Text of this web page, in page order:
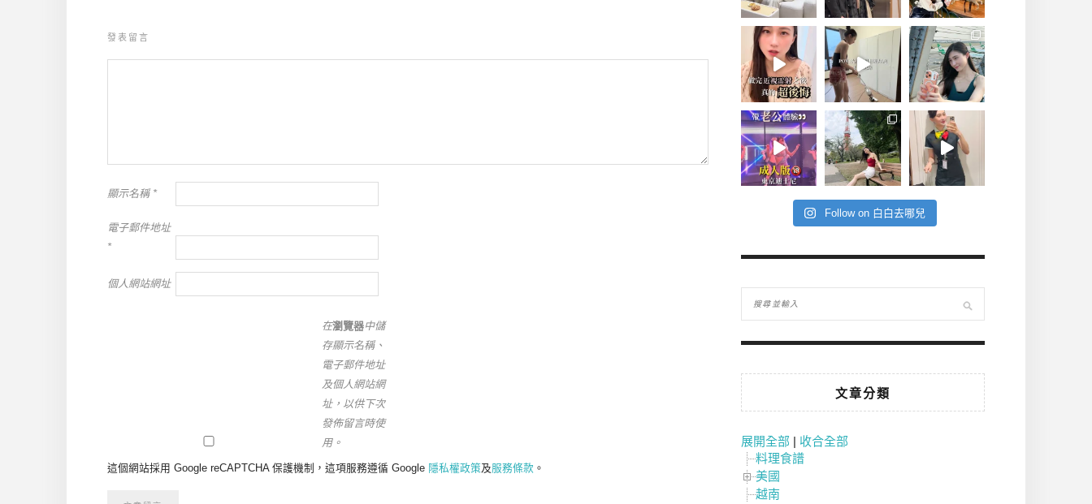
發表留言
顯示名稱 *
電子郵件地址
*
個人網站網址
在瀏覽器中儲
存顯示名稱、
電子郵件地址
及個人網站網
址，以供下次
發佈留言時使
用。
這個網站採用 Google reCAPTCHA 保護機制，這項服務遵循 Google 隱私權政策及服務條款 。
Follow on 白白去哪兒
文章分類
展開全部 | 收合全部
料理食譜
美國
越南